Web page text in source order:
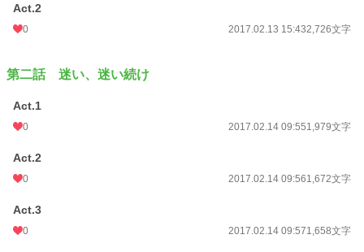
Act.2
0 2017.02.13 15:432,726文字
第二話 迷い、迷い続け
Act.1
0 2017.02.14 09:551,979文字
Act.2
0 2017.02.14 09:561,672文字
Act.3
0 2017.02.14 09:571,658文字